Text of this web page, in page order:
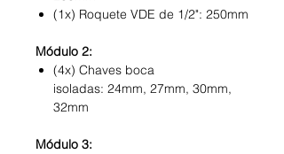
(1x) Roquete VDE de 1/2": 250mm
Módulo 2:
(4x) Chaves boca
isoladas: 24mm, 27mm, 30mm,
32mm
Módulo 3: